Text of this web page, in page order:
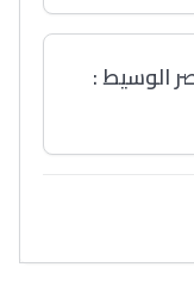
الوسيط :